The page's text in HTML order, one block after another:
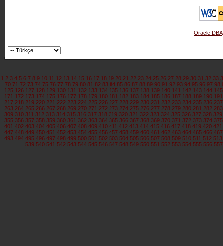
Oracle DBA
1 2 3 4 5 6 7 8 9 10 11 12 13 14 15 16 17 18 19 20 21 22 23 24 25 26 27 28 29 30 31 32 33
70 71 72 73 74 75 76 77 78 79 80 81 82 83 84 85 86 87 88 89 90 91 92 93 94 95 96 97 98
125 126 127 128 129 130 131 132 133 134 135 136 137 138 139 140 141 142 143 144 145
171 172 173 174 175 176 177 178 179 180 181 182 183 184 185 186 187 188 189 190 191
217 218 219 220 221 222 223 224 225 226 227 228 229 230 231 232 233 234 235 236 237
263 264 265 266 267 268 269 270 271 272 273 274 275 276 277 278 279 280 281 282 283
309 310 311 312 313 314 315 316 317 318 319 320 321 322 323 324 325 326 327 328 329
355 356 357 358 359 360 361 362 363 364 365 366 367 368 369 370 371 372 373 374 375
401 402 403 404 405 406 407 408 409 410 411 412 413 414 415 416 417 418 419 420 421
447 448 449 450 451 452 453 454 455 456 457 458 459 460 461 462 463 464 465 466 467
493 494 495 496 497 498 499 500 501 502 503 504 505 506 507 508 509 510 511 512 513
539 540 541 542 543 544 545 546 547 548 549 550 551 552 553 554 555 556 557